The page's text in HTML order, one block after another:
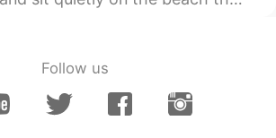
Follow us